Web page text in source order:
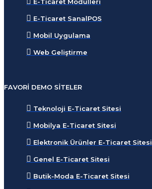
E-Ticaret SanalPOS
Mobil Uygulama
Web Geliştirme
FAVORI DEMO SITELER
Teknoloji E-Ticaret Sitesi
Mobilya E-Ticaret Sitesi
Elektronik Ürünler E-Ticaret Sitesi
Genel E-Ticaret Sitesi
Butik-Moda E-Ticaret Sitesi